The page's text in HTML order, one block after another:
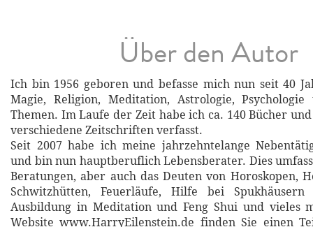
Über den Autor
Ich bin 1956 geboren und befasse mich nun seit 40
Magie, Religion, Meditation, Astrologie,
Themen. Im Laufe der Zeit habe ich ca. 140 Bücher
verschiedene Zeitschriften verfasst.
Seit 2007 habe ich meine jahrzehntelange
und bin nun hauptberuflich Lebensberater. Dies
Beratungen, aber auch das Deuten von Horoskopen,
Schwitzhütten, Feuerläufe, Hilfe bei Spukhäusern
Ausbildung in Meditation und Feng Shui und vieles
Website www.HarryEilenstein.de finden Sie einen